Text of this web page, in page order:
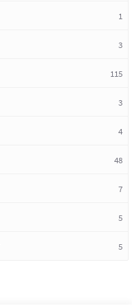
1
3
115
3
4
48
7
5
5